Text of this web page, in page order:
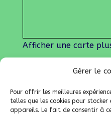
Gérer le
Pour offrir les meilleures
telles que les cookies pour
appareils. Le fait de consentir à
Afficher une carte
Lien admin
Mentions légales